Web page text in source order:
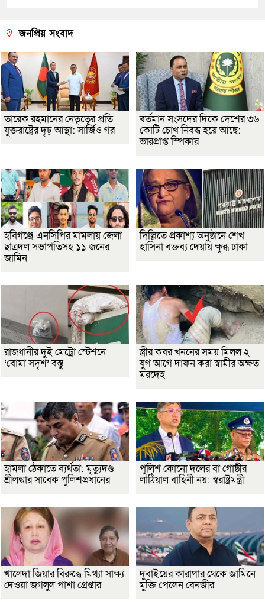
জনপ্রিয় সংবাদ
তারেক রহমানের নেতৃত্বের প্রতি
যুক্তরাষ্ট্রের দৃঢ় আস্থা: সার্জিও গর
বর্তমান সংসদের দিকে দেশের ৩৬
কোটি চোখ নিবদ্ধ হয়ে আছে:
ভারপ্রাপ্ত স্পিকার
হবিগঞ্জে এনসিপির মামলায় জেলা
ছাত্রদল সভাপতিসহ ১১ জনের
জামিন
দিল্লিতে প্রকাশ্য অনুষ্ঠানে শেখ
হাসিনা বক্তব্য দেয়ায় ক্ষুব্ধ ঢাকা
রাজধানীর দুই মেট্রো স্টেশনে
‘বোমা সদৃশ’ বস্তু
স্ত্রীর কবর খননের সময় মিলল ২
যুগ আগে দাফন করা স্বামীর অক্ষত
মরদেহ
হামলা ঠেকাতে ব্যর্থতা: মৃত্যুদণ্ড
শ্রীলঙ্কার সাবেক পুলিশপ্রধানের
পুলিশ কোনো দলের বা গোষ্ঠীর
লাঠিয়াল বাহিনী নয়: স্বরাষ্ট্রমন্ত্রী
খালেদা জিয়ার বিরুদ্ধে মিথ্যা সাক্ষ্য
দেওয়া জগলুল পাশা গ্রেপ্তার
দুবাইয়ের কারাগার থেকে জামিনে
মুক্তি পেলেন বেনজীর